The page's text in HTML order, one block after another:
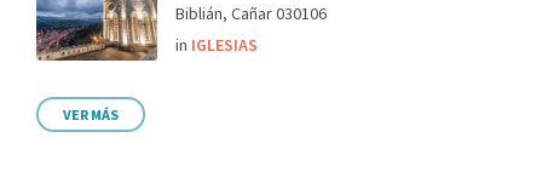
Biblián, Cañar 030106
in IGLESIAS
VER MÁS